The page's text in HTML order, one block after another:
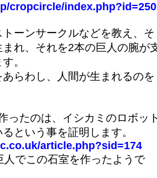
cropcircle/index.php?id=250
ーンサークルなどを教え、そ
れ、それを2本の巨人の腕が
。
らわし、人間が生まれるのを
ったのは、イシカミのロボッ
という事を証明します。
article.php?sid=174
でこの石室を作ったようで